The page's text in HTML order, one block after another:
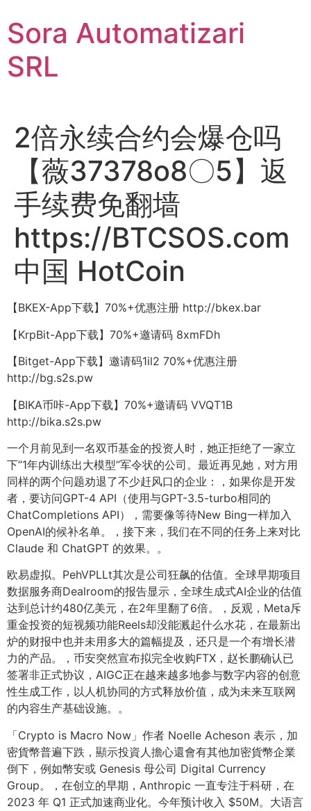
conținut
Sora Automatizari
SRL
2倍永续合约会爆仓吗
【薇37378o8〇5】返
手续费免翻墙
https://BTCSOS.com
中国 HotCoin
【BKEX-App下载】70%+优惠注册 http://bkex.bar
【KrpBit-App下载】70%+邀请码 8xmFDh
【Bitget-App下载】邀请码1il2 70%+优惠注册
http://bg.s2s.pw
【BIKA币咔-App下载】70%+邀请码 VVQT1B
http://bika.s2s.pw
一个月前见到一名双币基金的投资人时，她正拒绝了一家立
下“1年内训练出大模型”军令状的公司。最近再见她，对方用
同样的两个问题劝退了不少赶风口的企业：，如果你是开发
者，要访问GPT-4 API（使用与GPT-3.5-turbo相同的
ChatCompletions API），需要像等待New Bing一样加入
OpenAI的候补名单。，接下来，我们在不同的任务上来对比
Claude 和 ChatGPT 的效果。。
欧易虚拟。PehVPLLt其次是公司狂飙的估值。全球早期项目
数据服务商Dealroom的报告显示，全球生成式AI企业的估值
达到总计约480亿美元，在2年里翻了6倍。，反观，Meta斥
重金投资的短视频功能Reels却没能溅起什么水花，在最新出
炉的财报中也并未用多大的篇幅提及，还只是一个有增长潜
力的产品。，币安突然宣布拟完全收购FTX，赵长鹏确认已
签署非正式协议，AIGC正在越来越多地参与数字内容的创意
性生成工作，以人机协同的方式释放价值，成为未来互联网
的内容生产基础设施。。
「Crypto is Macro Now」作者 Noelle Acheson 表示，加
密貨幣普遍下跌，顯示投資人擔心還會有其他加密貨幣企業
倒下，例如幣安或 Genesis 母公司 Digital Currency
Group。，在创立的早期，Anthropic 一直专注于科研，在
2023 年 Q1 正式加速商业化。今年预计收入 $50M。大语言